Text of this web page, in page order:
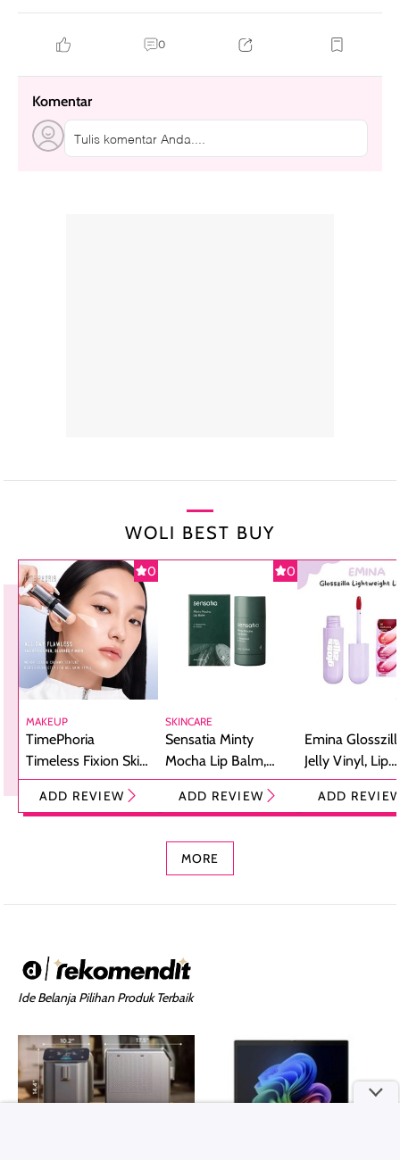
0
Komentar
Tulis komentar Anda....
WOLI BEST BUY
0
MAKEUP
TimePhoria
Timeless Fixion Skin
Tint Stick,
Foundation dan
ADD REVIEW
0
SKINCARE
Sensatia Minty
Mocha Lip Balm,
Pelembap Bibir
dengan Aroma
ADD REVIEW
Emina
Jelly Vinyl, Lip
Cream Glossy
Ringan
ADD
MORE
Ide Belanja Pilihan Produk Terbaik